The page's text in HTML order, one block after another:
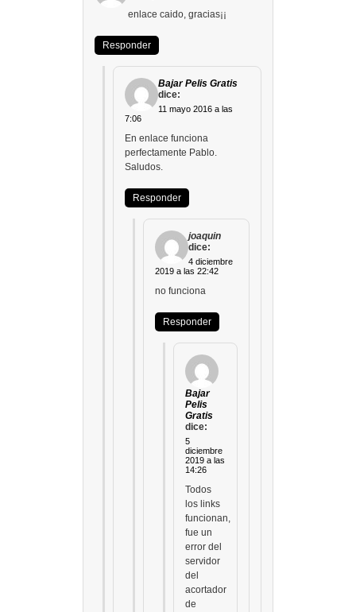
enlace caido, gracias¡¡
Responder
Bajar Pelis Gratis
dice:
11 mayo 2016 a las
7:06
En enlace funciona
perfectamente Pablo.
Saludos.
Responder
joaquin
dice:
4 diciembre
2019 a las 22:42
no funciona
Responder
Bajar
Pelis
Gratis
dice:
5
diciembre
2019 a las
14:26
Todos
los links
funcionan,
fue un
error del
servidor
del
acortador
de